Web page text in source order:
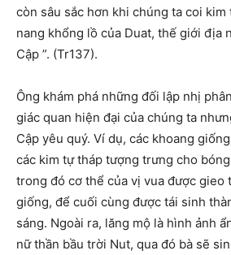
còn sâu sắc hơn khi chúng ta coi
nang khổng lồ của Duat, thế giới địa
Cập ”. (Tr137).
Ông khám phá những đối lập nhị
giác quan hiện đại của chúng ta
Cập yêu quý. Ví dụ, các khoang
các kim tự tháp tượng trưng cho
trong đó cơ thể của vị vua được gieo
giống, để cuối cùng được tái sinh
sáng. Ngoài ra, lăng mộ là hình ảnh
nữ thần bầu trời Nut, qua đó bà sẽ